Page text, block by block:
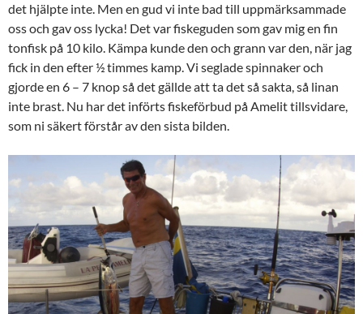
det hjälpte inte. Men en gud vi inte bad till uppmärksammade
oss och gav oss lycka! Det var fiskeguden som gav mig en fin
tonfisk på 10 kilo. Kämpa kunde den och grann var den, när jag
fick in den efter ½ timmes kamp. Vi seglade spinnaker och
gjorde en 6 – 7 knop så det gällde att ta det så sakta, så linan
inte brast. Nu har det införts fiskeförbud på Amelit tillsvidare,
som ni säkert förstår av den sista bilden.